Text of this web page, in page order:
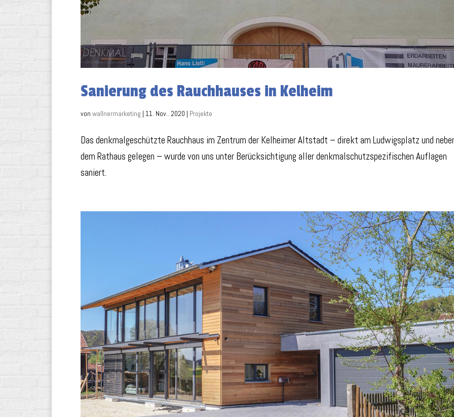
Sanierung des Rauchhauses in Kelheim
von wallnermarketing | 11. Nov.. 2020 | Projekte
Das denkmalgeschützte Rauchhaus im Zentrum der Kelheimer Altstadt – direkt am Ludwigsplatz und
dem Rathaus gelegen – wurde von uns unter Berücksichtigung aller denkmalschutzspezifischen Auflagen
saniert.